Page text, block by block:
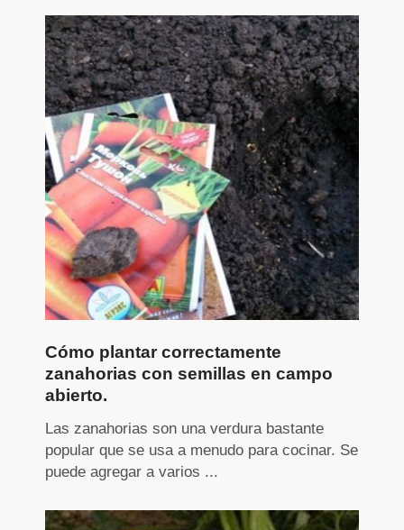
Cómo plantar correctamente
zanahorias con semillas en campo
abierto.
Las zanahorias son una verdura bastante
popular que se usa a menudo para cocinar. Se
puede agregar a varios ...